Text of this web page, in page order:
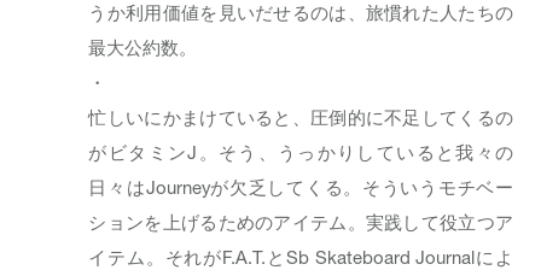
うか利用価値を見いだせるのは、旅慣れた人たちの
最大公約数。
・
忙しいにかまけていると、圧倒的に不足してくるの
がビタミンJ。そう、うっかりしていると我々の
日々はJourneyが欠乏してくる。そういうモチベー
ションを上げるためのアイテム。実践して役立つア
イテム。それがF.A.T.とSb Skateboard Journalによ